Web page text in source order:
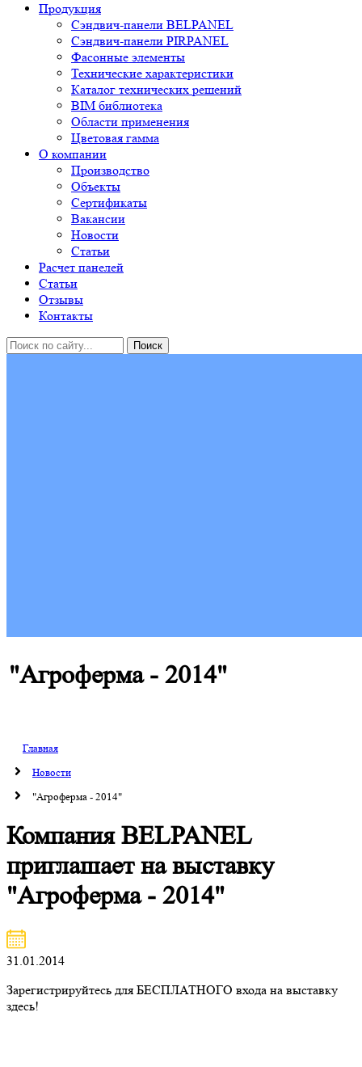
Продукция
Сэндвич-панели BELPANEL
Сэндвич-панели PIRPANEL
Фасонные элементы
Технические характеристики
Каталог технических решений
BIM библиотека
Области применения
Цветовая гамма
О компании
Производство
Объекты
Сертификаты
Вакансии
Новости
Статьи
Расчет панелей
Статьи
Отзывы
Контакты
"Агроферма - 2014"
Главная
Новости
"Агроферма - 2014"
Компания BELPANEL
приглашает на выставку
"Агроферма - 2014"
31.01.2014
Зарегистрируйтесь для БЕСПЛАТНОГО входа на выставку
здесь!